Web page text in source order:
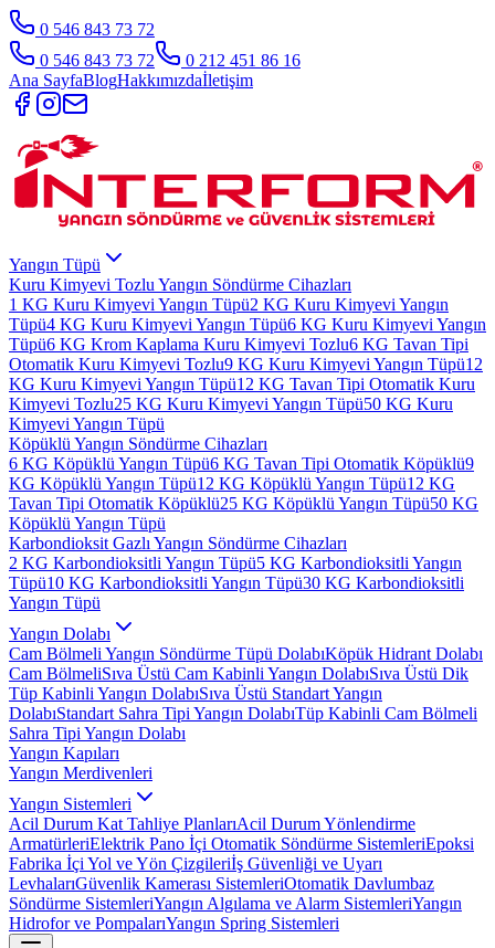
0 546 843 73 72
0 546 843 73 72
0 212 451 86 16
Ana SayfaBlogHakkımızdaİletişim
Yangın Tüpü
Kuru Kimyevi Tozlu Yangın Söndürme Cihazları
1 KG Kuru Kimyevi Yangın Tüpü2 KG Kuru Kimyevi Yangın
Tüpü4 KG Kuru Kimyevi Yangın Tüpü6 KG Kuru Kimyevi Yangın
Tüpü6 KG Krom Kaplama Kuru Kimyevi Tozlu6 KG Tavan Tipi
Otomatik Kuru Kimyevi Tozlu9 KG Kuru Kimyevi Yangın Tüpü12
KG Kuru Kimyevi Yangın Tüpü12 KG Tavan Tipi Otomatik Kuru
Kimyevi Tozlu25 KG Kuru Kimyevi Yangın Tüpü50 KG Kuru
Kimyevi Yangın Tüpü
Köpüklü Yangın Söndürme Cihazları
6 KG Köpüklü Yangın Tüpü6 KG Tavan Tipi Otomatik Köpüklü9
KG Köpüklü Yangın Tüpü12 KG Köpüklü Yangın Tüpü12 KG
Tavan Tipi Otomatik Köpüklü25 KG Köpüklü Yangın Tüpü50 KG
Köpüklü Yangın Tüpü
Karbondioksit Gazlı Yangın Söndürme Cihazları
2 KG Karbondioksitli Yangın Tüpü5 KG Karbondioksitli Yangın
Tüpü10 KG Karbondioksitli Yangın Tüpü30 KG Karbondioksitli
Yangın Tüpü
Yangın Dolabı
Cam Bölmeli Yangın Söndürme Tüpü DolabıKöpük Hidrant Dolabı
Cam BölmeliSıva Üstü Cam Kabinli Yangın DolabıSıva Üstü Dik
Tüp Kabinli Yangın DolabıSıva Üstü Standart Yangın
DolabıStandart Sahra Tipi Yangın DolabıTüp Kabinli Cam Bölmeli
Sahra Tipi Yangın Dolabı
Yangın Kapıları
Yangın Merdivenleri
Yangın Sistemleri
Acil Durum Kat Tahliye PlanlarıAcil Durum Yönlendirme
ArmatürleriElektrik Pano İçi Otomatik Söndürme SistemleriEpoksi
Fabrika İçi Yol ve Yön Çizgileriİş Güvenliği ve Uyarı
LevhalarıGüvenlik Kamerası SistemleriOtomatik Davlumbaz
Söndürme SistemleriYangın Algılama ve Alarm SistemleriYangın
Hidrofor ve PompalarıYangın Spring Sistemleri